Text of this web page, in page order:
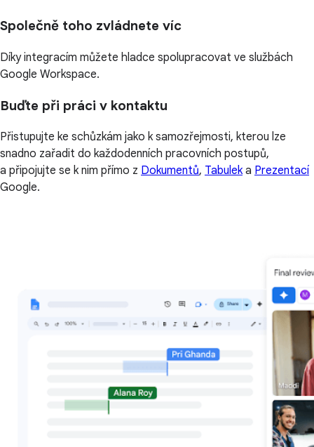
Společně toho zvládnete víc
Díky integracím můžete hladce spolupracovat ve službách
Google Workspace.
Buďte při práci v kontaktu
Přistupujte ke schůzkám jako k samozřejmosti, kterou lze
snadno zařadit do každodenních pracovních postupů,
a připojujte se k nim přímo z Dokumentů, Tabuleka Prezentací
Google.